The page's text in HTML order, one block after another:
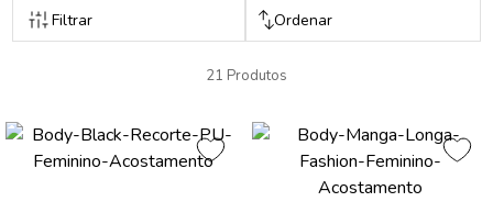
21 Produtos